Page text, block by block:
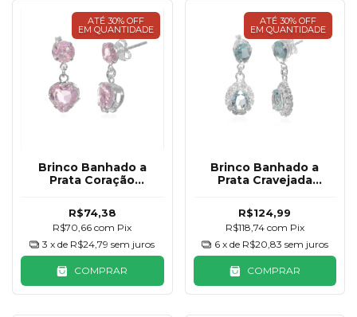
ATÉ 30% OFF
EM QUANTIDADE
Brinco Banhado a
Prata Coração
R$74,38
R$70,66com Pix
3 x de R$24,79 sem juros
COMPRAR
ATÉ 30% OFF
EM QUANTIDADE
Brinco Banhado a
Prata Cravejada
R$124,99
R$118,74 com Pix
6 x de R$20,83 sem juros
COMPRAR